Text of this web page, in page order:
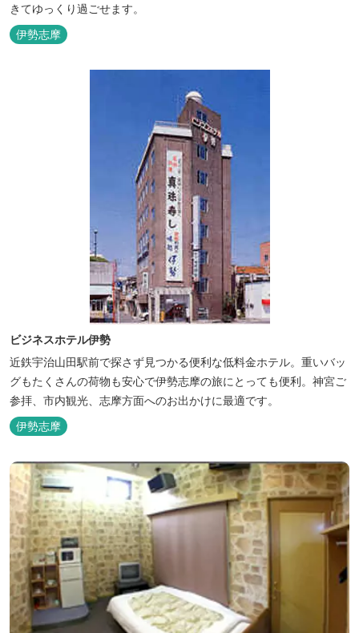
きてゆっくり過ごせます。
伊勢志摩
ビジネスホテル伊勢
近鉄宇治山田駅前で探さず見つかる便利な低料金ホテル。重いバッ
グもたくさんの荷物も安心で伊勢志摩の旅にとっても便利。神宮ご
参拝、市内観光、志摩方面へのお出かけに最適です。
伊勢志摩